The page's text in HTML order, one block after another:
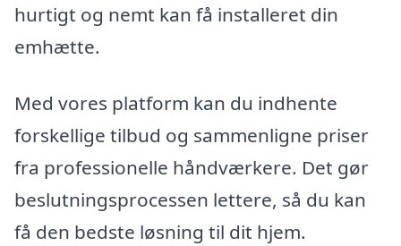
hurtigt og nemt kan få installeret din
emhætte.
Med vores platform kan du indhente
forskellige tilbud og sammenligne priser
fra professionelle håndværkere. Det gør
beslutningsprocessen lettere, så du kan
få den bedste løsning til dit hjem.